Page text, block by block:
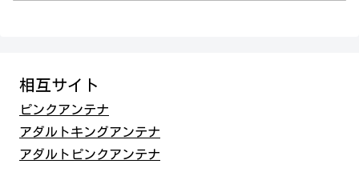
相互サイト
ピンクアンテナ
アダルトキングアンテナ
アダルトピンクアンテナ